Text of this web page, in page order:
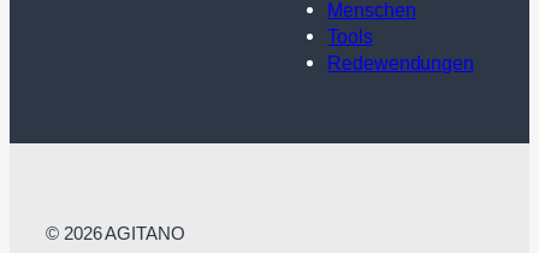
Menschen
Tools
Redewendungen
© 2026 AGITANO